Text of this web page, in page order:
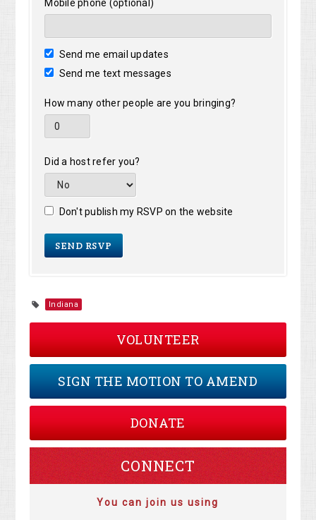
Mobile phone (optional)
Send me email updates
Send me text messages
How many other people are you bringing?
Did a host refer you?
Don't publish my RSVP on the website
Indiana
VOLUNTEER
SIGN THE MOTION TO AMEND
DONATE
CONNECT
You can join us using